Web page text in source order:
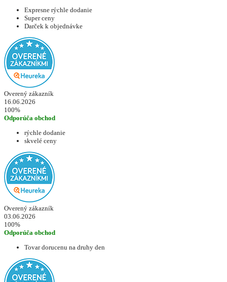
Expresne rýchle dodanie
Super ceny
Darček k objednávke
Overený zákazník
16.06.2026
100%
Odporúča obchod
rýchle dodanie
skvelé ceny
Overený zákazník
03.06.2026
100%
Odporúča obchod
Tovar dorucenu na druhy den